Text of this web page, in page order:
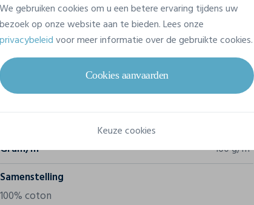
Merk
Build Your Brand
Gram/m²
160 g/m²
Samenstelling
100% coton
We gebruiken cookies om u een betere ervaring tijdens uw
bezoek op onze website aan te bieden. Lees onze
privacybeleidvoor meer informatie over de gebruikte cookies.
Cookies aanvaarden
Keuze cookies